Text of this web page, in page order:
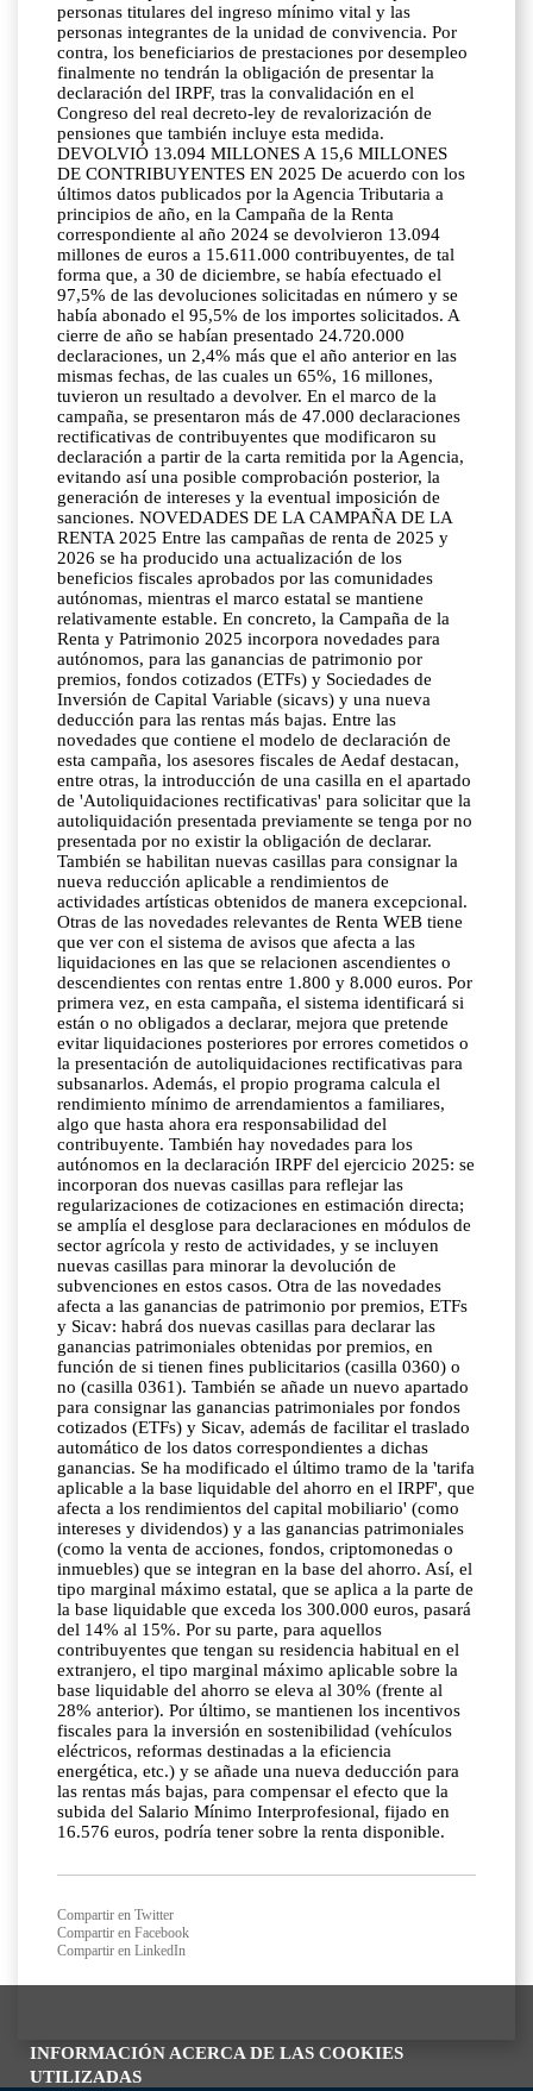
INFORMACIÓN ACERCA DE LAS COOKIES
UTILIZADAS
personas titulares del ingreso mínimo vital y las
personas integrantes de la unidad de convivencia. Por
contra, los beneficiarios de prestaciones por desempleo
finalmente no tendrán la obligación de presentar la
declaración del IRPF, tras la convalidación en el
Congreso del real decreto-ley de revalorización de
pensiones que también incluye esta medida.
DEVOLVIÓ 13.094 MILLONES A 15,6 MILLONES
DE CONTRIBUYENTES EN 2025 De acuerdo con los
últimos datos publicados por la Agencia Tributaria a
principios de año, en la Campaña de la Renta
correspondiente al año 2024 se devolvieron 13.094
millones de euros a 15.611.000 contribuyentes, de tal
forma que, a 30 de diciembre, se había efectuado el
97,5% de las devoluciones solicitadas en número y se
había abonado el 95,5% de los importes solicitados. A
cierre de año se habían presentado 24.720.000
declaraciones, un 2,4% más que el año anterior en las
mismas fechas, de las cuales un 65%, 16 millones,
tuvieron un resultado a devolver. En el marco de la
campaña, se presentaron más de 47.000 declaraciones
rectificativas de contribuyentes que modificaron su
declaración a partir de la carta remitida por la Agencia,
evitando así una posible comprobación posterior, la
generación de intereses y la eventual imposición de
sanciones. NOVEDADES DE LA CAMPAÑA DE LA
RENTA 2025 Entre las campañas de renta de 2025 y
2026 se ha producido una actualización de los
beneficios fiscales aprobados por las comunidades
autónomas, mientras el marco estatal se mantiene
relativamente estable. En concreto, la Campaña de la
Renta y Patrimonio 2025 incorpora novedades para
autónomos, para las ganancias de patrimonio por
premios, fondos cotizados (ETFs) y Sociedades de
Inversión de Capital Variable (sicavs) y una nueva
deducción para las rentas más bajas. Entre las
novedades que contiene el modelo de declaración de
esta campaña, los asesores fiscales de Aedaf destacan,
entre otras, la introducción de una casilla en el apartado
de 'Autoliquidaciones rectificativas' para solicitar que la
autoliquidación presentada previamente se tenga por no
presentada por no existir la obligación de declarar.
También se habilitan nuevas casillas para consignar la
nueva reducción aplicable a rendimientos de
actividades artísticas obtenidos de manera excepcional.
Otras de las novedades relevantes de Renta WEB tiene
que ver con el sistema de avisos que afecta a las
liquidaciones en las que se relacionen ascendientes o
descendientes con rentas entre 1.800 y 8.000 euros. Por
primera vez, en esta campaña, el sistema identificará si
están o no obligados a declarar, mejora que pretende
evitar liquidaciones posteriores por errores cometidos o
la presentación de autoliquidaciones rectificativas para
subsanarlos. Además, el propio programa calcula el
rendimiento mínimo de arrendamientos a familiares,
algo que hasta ahora era responsabilidad del
contribuyente. También hay novedades para los
autónomos en la declaración IRPF del ejercicio 2025: se
incorporan dos nuevas casillas para reflejar las
regularizaciones de cotizaciones en estimación directa;
se amplía el desglose para declaraciones en módulos de
sector agrícola y resto de actividades, y se incluyen
nuevas casillas para minorar la devolución de
subvenciones en estos casos. Otra de las novedades
afecta a las ganancias de patrimonio por premios, ETFs
y Sicav: habrá dos nuevas casillas para declarar las
ganancias patrimoniales obtenidas por premios, en
función de si tienen fines publicitarios (casilla 0360) o
no (casilla 0361). También se añade un nuevo apartado
para consignar las ganancias patrimoniales por fondos
cotizados (ETFs) y Sicav, además de facilitar el traslado
automático de los datos correspondientes a dichas
ganancias. Se ha modificado el último tramo de la 'tarifa
aplicable a la base liquidable del ahorro en el IRPF', que
afecta a los rendimientos del capital mobiliario' (como
intereses y dividendos) y a las ganancias patrimoniales
(como la venta de acciones, fondos, criptomonedas o
inmuebles) que se integran en la base del ahorro. Así, el
tipo marginal máximo estatal, que se aplica a la parte de
la base liquidable que exceda los 300.000 euros, pasará
del 14% al 15%. Por su parte, para aquellos
contribuyentes que tengan su residencia habitual en el
extranjero, el tipo marginal máximo aplicable sobre la
base liquidable del ahorro se eleva al 30% (frente al
28% anterior). Por último, se mantienen los incentivos
fiscales para la inversión en sostenibilidad (vehículos
eléctricos, reformas destinadas a la eficiencia
energética, etc.) y se añade una nueva deducción para
las rentas más bajas, para compensar el efecto que la
subida del Salario Mínimo Interprofesional, fijado en
16.576 euros, podría tener sobre la renta disponible.
Compartir en Twitter
Compartir en Facebook
Compartir en LinkedIn